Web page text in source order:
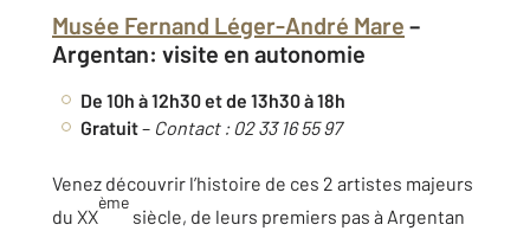
Musée Fernand Léger-André Mare –
Argentan: visite en autonomie
De 10h à 12h30 et de 13h30 à 18h
Gratuit– Contact : 02 33 16 55 97
Venez découvrir l’histoire de ces 2 artistes majeurs
du XX
ème
siècle, de leurs premiers pas à Argentan